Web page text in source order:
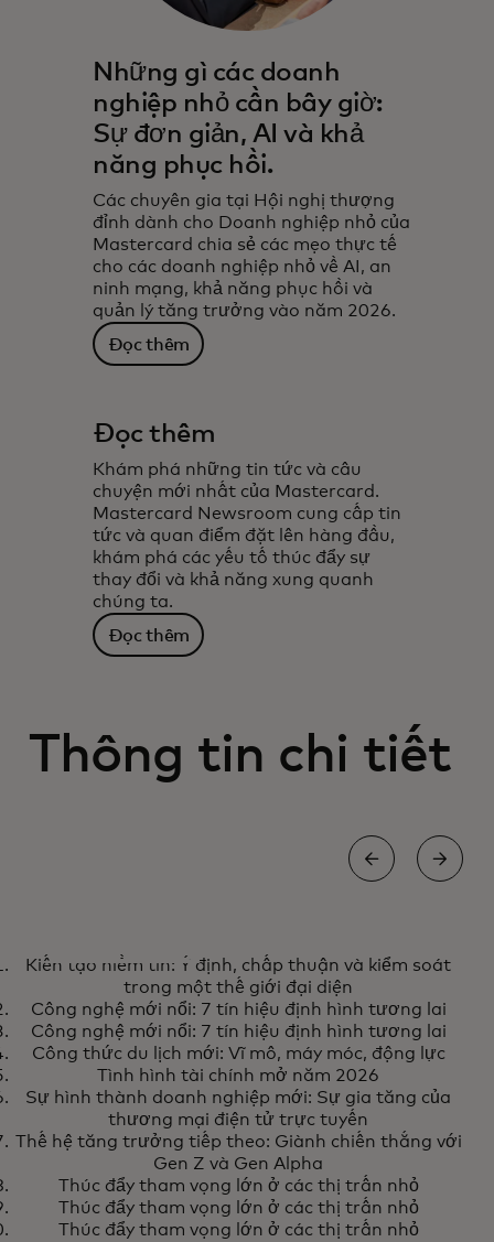
Những gì các doanh
nghiệp nhỏ cần bây giờ:
Sự đơn giản, AI và khả
năng phục hồi.
Các chuyên gia tại Hội nghị thượng
đỉnh dành cho Doanh nghiệp nhỏ của
Mastercard chia sẻ các mẹo thực tế
cho các doanh nghiệp nhỏ về AI, an
ninh mạng, khả năng phục hồi và
quản lý tăng trưởng vào năm 2026.
Đọc thêm
Đọc thêm
Khám phá những tin tức và câu
chuyện mới nhất của Mastercard.
Mastercard Newsroom cung cấp tin
tức và quan điểm đặt lên hàng đầu,
khám phá các yếu tố thúc đẩy sự
thay đổi và khả năng xung quanh
chúng ta.
Đọc thêm
Thông tin chi tiết
Kiến tạo niềm tin: Ý định, chấp
thuận và kiểm soát trong một
thế giới đại diện
Tìm hiểu thêm
Kiến tạo niềm tin: Ý định, chấp thuận và kiểm soát
trong một thế giới đại diện
Công nghệ mới nổi: 7 tín hiệu định hình tương lai
Công nghệ mới nổi: 7 tín hiệu định hình tương lai
Công thức du lịch mới: Vĩ mô, máy móc, động lực
Tình hình tài chính mở năm 2026
Sự hình thành doanh nghiệp mới: Sự gia tăng của
thương mại điện tử trực tuyến
Thế hệ tăng trưởng tiếp theo: Giành chiến thắng với
Gen Z và Gen Alpha
Thúc đẩy tham vọng lớn ở các thị trấn nhỏ
Thúc đẩy tham vọng lớn ở các thị trấn nhỏ
Thúc đẩy tham vọng lớn ở các thị trấn nhỏ